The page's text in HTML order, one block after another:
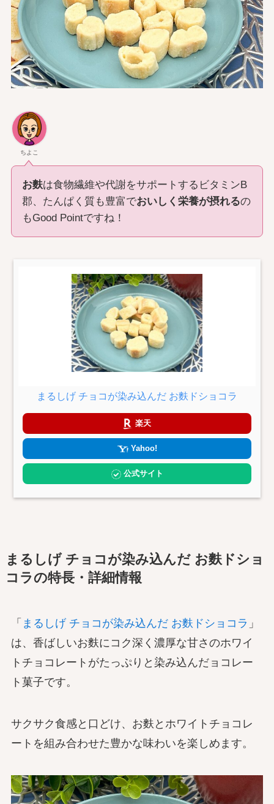
ちよこ
お麩は食物繊維や代謝をサポートするビタミンB
郡、たんぱく質も豊富でおいしく栄養が摂れるの
もGood Pointですね！
まるしげ チョコが染み込んだ お麩ドショコラ
楽天
Yahoo!
公式サイト
まるしげ チョコが染み込んだ お麩ドショ
コラの特長・詳細情報
「 まるしげ チョコが染み込んだ お麩ドショコラ 」
は、香ばしいお麩にコク深く濃厚な甘さのホワイ
トチョコレートがたっぷりと染み込んだョコレー
ト菓子です。
サクサク食感と口どけ、お麩とホワイトチョコレ
ートを組み合わせた豊かな味わいを楽しめます。